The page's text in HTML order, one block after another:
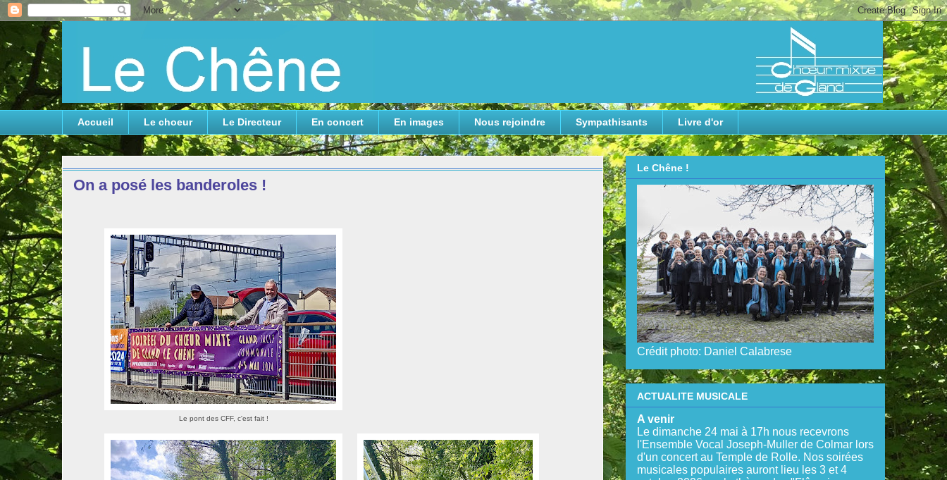
Accueil Le choeur Le Directeur En concert En images Nous rejoindre Sympathisants Livre d'or
On a posé les banderoles !
Le pont des CFF, c'est fait !
Le Chêne !
Crédit photo: Daniel Calabrese
ACTUALITE MUSICALE
A venir
Le dimanche 24 mai à 17h nous recevrons
l'Ensemble Vocal Joseph-Muller de Colmar lors
d'un concert au Temple de Rolle. Nos soirées
musicales populaires auront lieu les 3 et 4